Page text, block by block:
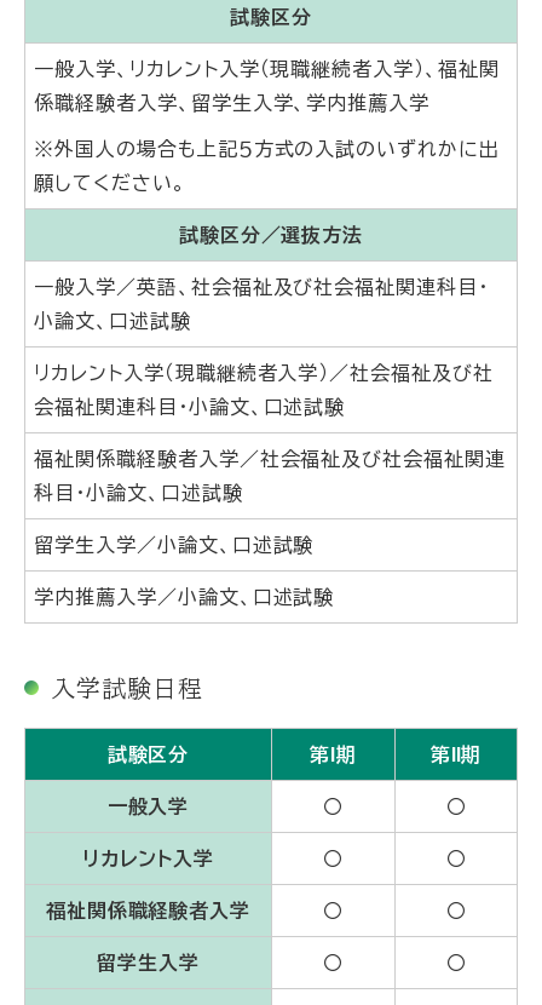
試験区分
一般入学、リカレント入学（現職継続者入学）、福祉関
係職経験者入学、留学生入学、学内推薦入学
※外国人の場合も上記５方式の入試のいずれかに出
願してください。
試験区分／選抜方法
一般入学／英語、社会福祉及び社会福祉関連科目・
小論文、口述試験
リカレント入学（現職継続者入学）／社会福祉及び社
会福祉関連科目・小論文、口述試験
福祉関係職経験者入学／社会福祉及び社会福祉関連
科目・小論文、口述試験
留学生入学／小論文、口述試験
学内推薦入学／小論文、口述試験
入学試験日程
試験区分 第Ⅰ期 第Ⅱ期
一般入学 〇 〇
リカレント入学 〇 〇
福祉関係職経験者入学 〇 〇
留学生入学 〇 〇